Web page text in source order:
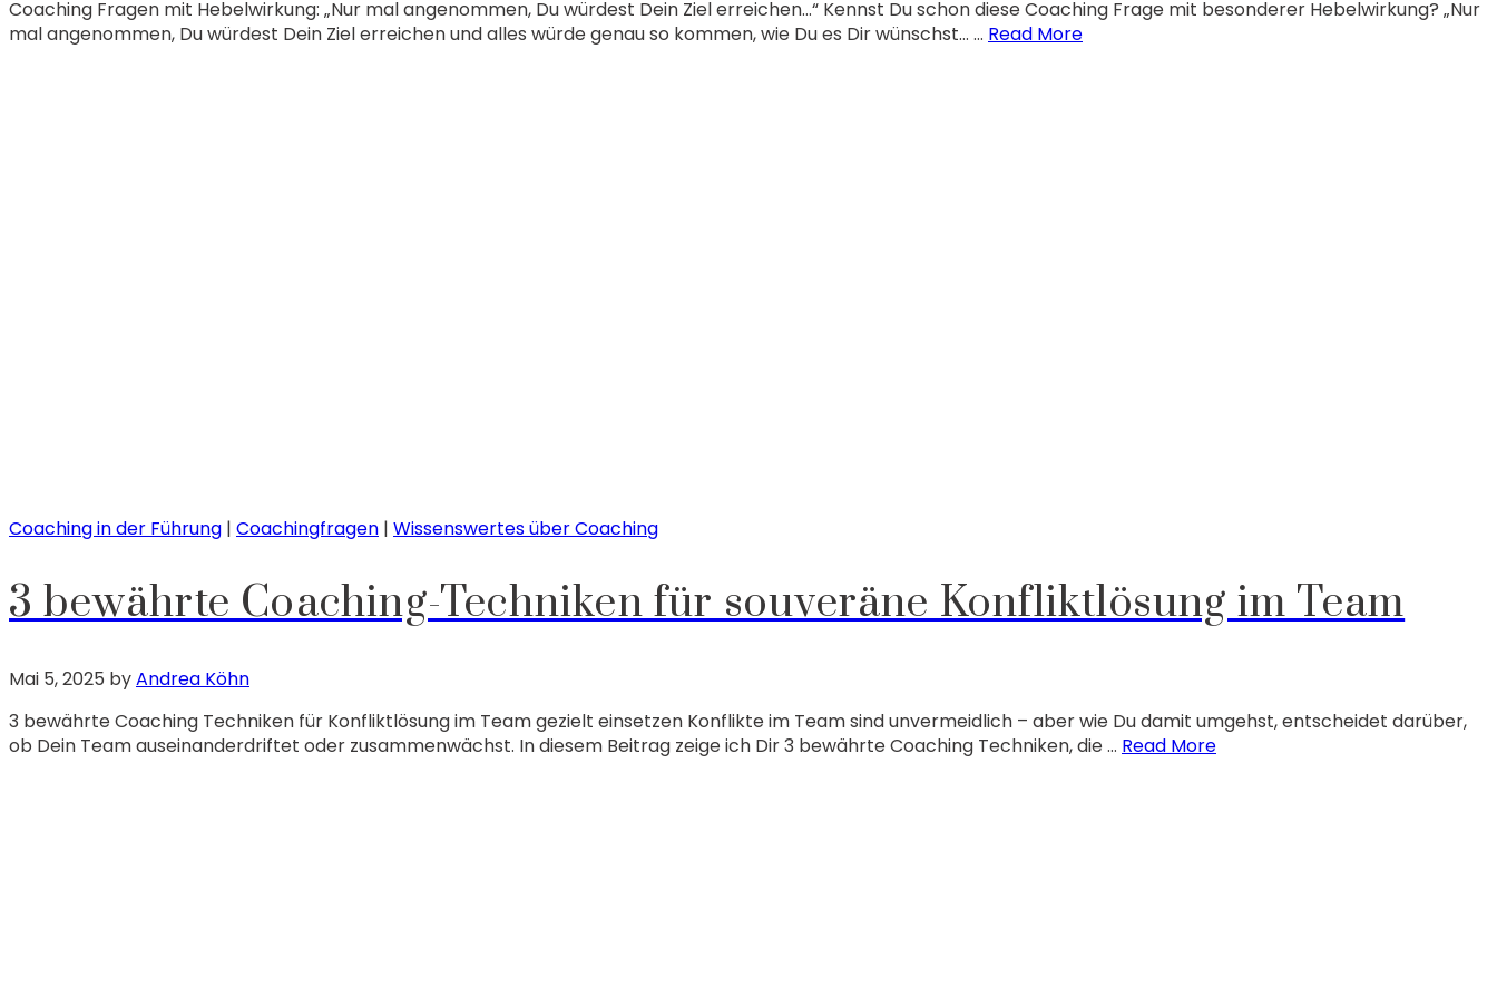
Coaching Fragen mit Hebelwirkung: „Nur mal angenommen, Du würdest Dein Ziel erreichen…“ Kennst Du schon diese Coaching Frage mit besonderer Hebelwirkung? „Nur
mal angenommen, Du würdest Dein Ziel erreichen und alles würde genau so kommen, wie Du es Dir wünschst… … Read More
Coaching in der Führung | Coachingfragen | Wissenswertes über Coaching
3 bewährte Coaching-Techniken für souveräne Konfliktlösung im Team
Mai 5, 2025 byAndrea Köhn
3 bewährte Coaching Techniken für Konfliktlösung im Team gezielt einsetzen Konflikte im Team sind unvermeidlich – aber wie Du damit umgehst, entscheidet darüber,
ob Dein Team auseinanderdriftet oder zusammenwächst. In diesem Beitrag zeige ich Dir 3 bewährte Coaching Techniken, die … Read More